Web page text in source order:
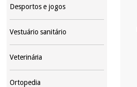
Desportos e jogos
Vestuário sanitário
Veterinária
Ortopedia